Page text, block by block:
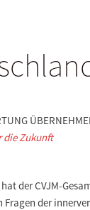
die Zukunft
der CVJM-
Fragen der